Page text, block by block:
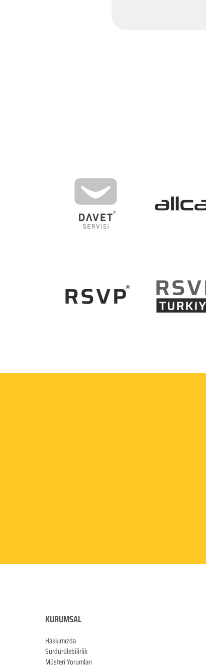
KURUMSAL
Hakkımızda
Sürdürülebilirlik
Müşteri Yorumları